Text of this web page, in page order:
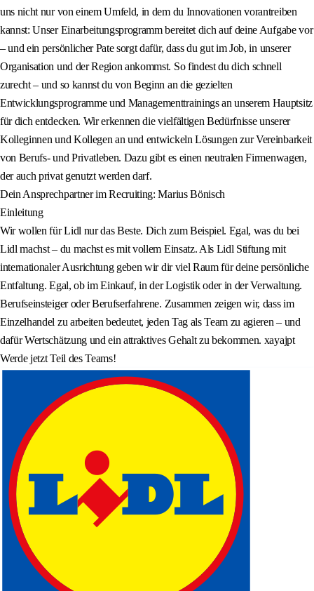
uns nicht nur von einem Umfeld, in dem du Innovationen vorantreiben
kannst: Unser Einarbeitungsprogramm bereitet dich auf deine Aufgabe vor
– und ein persönlicher Pate sorgt dafür, dass du gut im Job, in unserer
Organisation und der Region ankommst. So findest du dich schnell
zurecht – und so kannst du von Beginn an die gezielten
Entwicklungsprogramme und Managementtrainings an unserem Hauptsitz
für dich entdecken. Wir erkennen die vielfältigen Bedürfnisse unserer
Kolleginnen und Kollegen an und entwickeln Lösungen zur Vereinbarkeit
von Berufs- und Privatleben. Dazu gibt es einen neutralen Firmenwagen,
der auch privat genutzt werden darf.
Dein Ansprechpartner im Recruiting: Marius Bönisch
Einleitung
Wir wollen für Lidl nur das Beste. Dich zum Beispiel. Egal, was du bei
Lidl machst – du machst es mit vollem Einsatz. Als Lidl Stiftung mit
internationaler Ausrichtung geben wir dir viel Raum für deine persönliche
Entfaltung. Egal, ob im Einkauf, in der Logistik oder in der Verwaltung.
Berufseinsteiger oder Berufserfahrene. Zusammen zeigen wir, dass im
Einzelhandel zu arbeiten bedeutet, jeden Tag als Team zu agieren – und
dafür Wertschätzung und ein attraktives Gehalt zu bekommen. xayajpt
Werde jetzt Teil des Teams!